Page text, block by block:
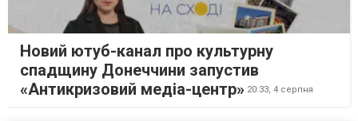
Новий ютуб-канал про культурну
спадщину Донеччини запустив
«Антикризовий медіа-центр» 20:33, 4 серпня